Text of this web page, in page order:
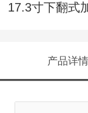
17.3寸下翻式
产品详情